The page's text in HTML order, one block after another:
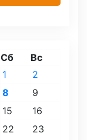
Сб Вс
1
2
8
9
15
16
22
23